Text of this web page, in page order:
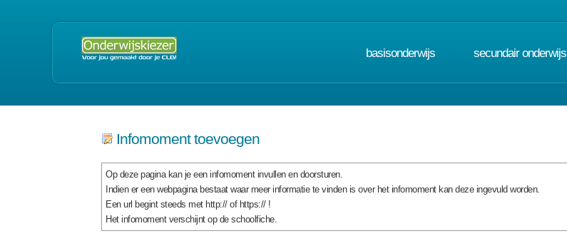
basisonderwijs secundair onderwijs
Infomoment toevoegen
Op deze pagina kan je een infomoment invullen en doorsturen.
Indien er een webpagina bestaat waar meer informatie te vinden is over het infomoment kan deze ingevuld worden.
Een url begint steeds met http:// of https:// !
Het infomoment verschijnt op de schoolfiche.